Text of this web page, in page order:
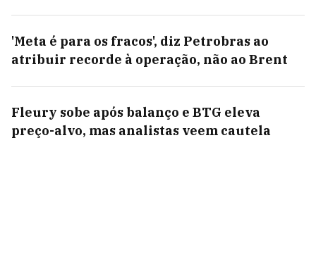
'Meta é para os fracos', diz Petrobras ao
atribuir recorde à operação, não ao Brent
Fleury sobe após balanço e BTG eleva
preço-alvo, mas analistas veem cautela